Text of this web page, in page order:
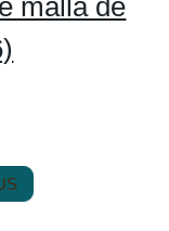
malla de